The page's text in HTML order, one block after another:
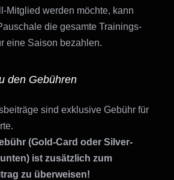
Mitglied werden möchte, kann
die gesamte Trainings-
eine Saison bezahlen.
den Gebühren
sind exklusive Gebühr für
(Gold-Card oder Silver-
ist zusätzlich zum
zu überweisen!